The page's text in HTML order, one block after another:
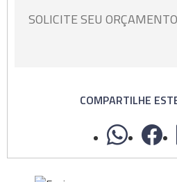
SOLICITE SEU ORÇAMENTO
COMPARTILHE